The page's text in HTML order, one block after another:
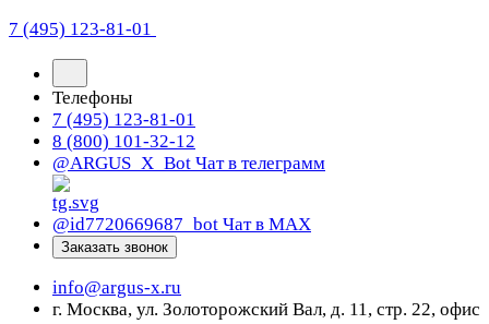
7 (495) 123-81-01
Телефоны
7 (495) 123-81-01
8 (800) 101-32-12
@ARGUS_X_Bot Чат в телеграмм
@id7720669687_bot Чат в МАХ
Заказать звонок
info@argus-x.ru
г. Москва, ул. Золоторожский Вал, д. 11, стр. 22, офис